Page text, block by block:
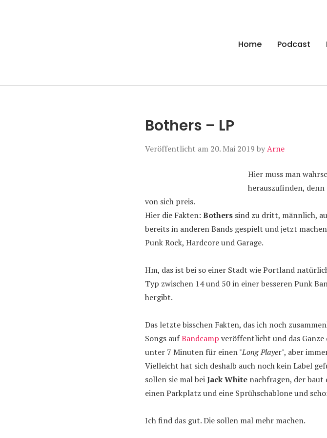
Manierenversagen
Home Podcast
Bothers – LP
Veröffentlicht am 20. Mai 2019 byArne
Hier muss man
herauszufinden,
von sich preis.
Hier die Fakten: Bothers sind zu dritt, männlich,
bereits in anderen Bands gespielt und jetzt
Punk Rock, Hardcore und Garage.
Hm, das ist bei so einer Stadt wie Portland
Typ zwischen 14 und 50 in einer besseren Punk
hergibt.
Das letzte bisschen Fakten, das ich noch
Songs aufBandcamp veröffentlicht und das Ganze
unter 7 Minuten für einen "Long Player", aber
Vielleicht hat sich deshalb auch noch kein Label
sollen sie mal beiJack White nachfragen, der baut
einen Parkplatz und eine Sprühschablone und
Ich find das gut. Die sollen mal mehr machen.